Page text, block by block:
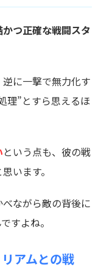
かつ正確な戦闘スタ
に一撃で無力化す
理”とすら思えるほ
という点も、彼の戦
います。
ながら敵の背後に
すよね。
アムとの戦